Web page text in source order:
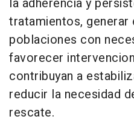
tratamientos, generar
poblaciones con
favorecer
contribuyan a
reducir la necesidad
rescate.